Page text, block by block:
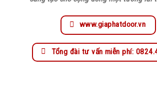
www.giaphatdoor.vn
Tổng đài tư vấn miễn phí: